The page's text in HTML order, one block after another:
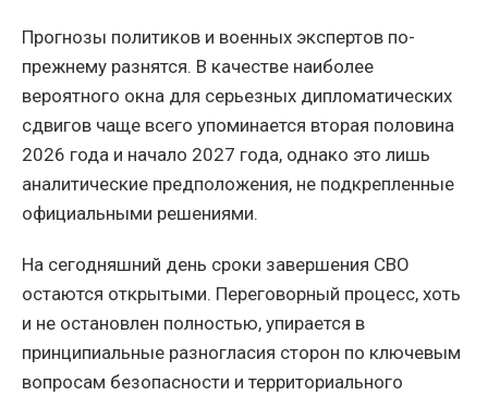
Прогнозы политиков и военных экспертов по-
прежнему разнятся. В качестве наиболее
вероятного окна для серьезных дипломатических
сдвигов чаще всего упоминается вторая половина
2026 года и начало 2027 года, однако это лишь
аналитические предположения, не подкрепленные
официальными решениями.
На сегодняшний день сроки завершения СВО
остаются открытыми. Переговорный процесс, хоть
и не остановлен полностью, упирается в
принципиальные разногласия сторон по ключевым
вопросам безопасности и территориального